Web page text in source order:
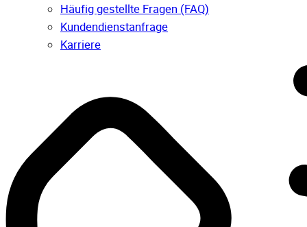
Häufig gestellte Fragen (FAQ)
Kunden­dienst­anfrage
Karriere